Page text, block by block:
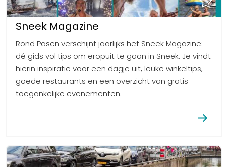
Sneek Magazine
Rond Pasen verschijnt jaarlijks het Sneek Magazine:
dé gids vol tips om eropuit te gaan in Sneek. Je vindt
hierin inspiratie voor een dagje uit, leuke winkeltips,
goede restaurants en een overzicht van gratis
toegankelijke evenementen.